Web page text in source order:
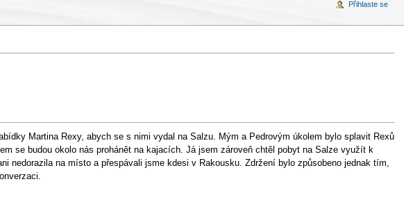
Martina Rexy, abych se s nimi vydal na Salzu. Mým a Pedrovým úkolem bylo splavit Rexů
se budou okolo nás prohánět na kajacích. Já jsem zároveň chtěl pobyt na Salze využít k
na místo a přespávali jsme kdesi v Rakousku. Zdržení bylo způsobeno jednak tím,
Přihlaste se